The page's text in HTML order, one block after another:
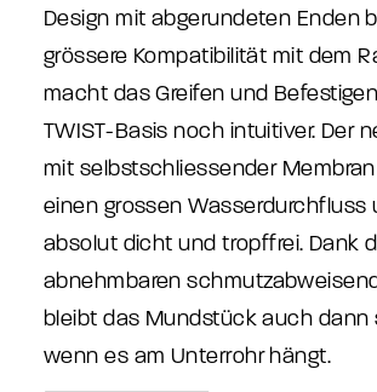
Design mit abgerundeten Enden
grössere Kompatibilität mit dem
macht das Greifen und
TWIST-Basis noch intuitiver. Der
mit selbstschliessender
einen grossen Wasserdurchfluss
absolut dicht und tropffrei. Dank
abnehmbaren
bleibt das Mundstück auch dann
wenn es am Unterrohr hängt.